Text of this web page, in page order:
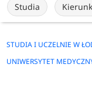
Studia
STUDIA I UCZELNIE W
UNIWERSYTET